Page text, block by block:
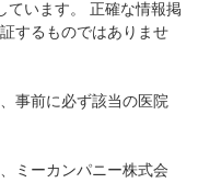
ています。 正確な情報掲
するものではありませ
事前に必ず該当の医院
ミーカンパニー株式会